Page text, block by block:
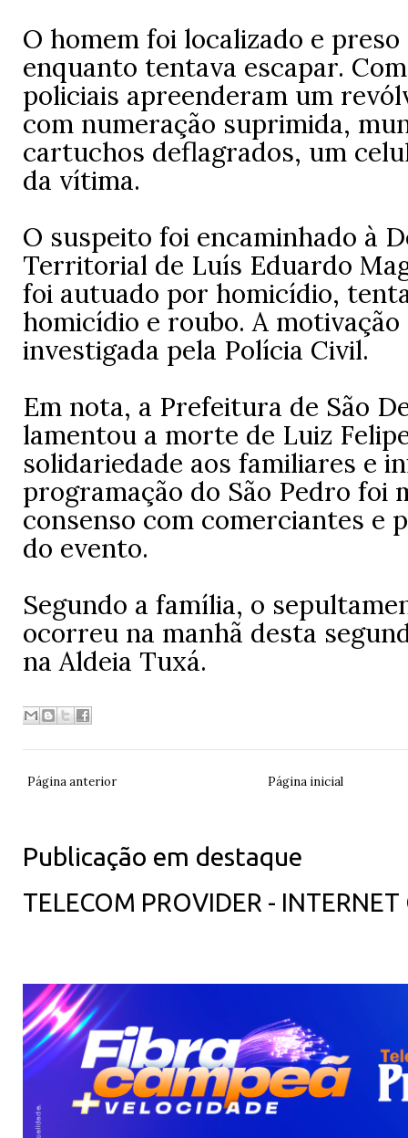
O homem foi localizado e
enquanto tentava escapar.
policiais apreenderam um
com numeração suprimida,
cartuchos deflagrados, um
da vítima.
O suspeito foi encaminhado à
Territorial de Luís Eduardo
foi autuado por homicídio,
homicídio e roubo. A
investigada pela Polícia Civil.
Em nota, a Prefeitura de São
lamentou a morte de Luiz
solidariedade aos familiares e
programação do São Pedro foi
consenso com comerciantes e
do evento.
Segundo a família, o
ocorreu na manhã desta
na Aldeia Tuxá.
Página anterior Página inicial
Publicação em destaque
TELECOM PROVIDER -